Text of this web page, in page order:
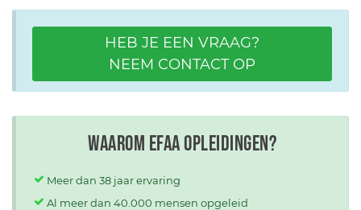
HEB JE EEN VRAAG?
NEEM CONTACT OP
Waarom EFAA opleidingen?
Meer dan 38 jaar ervaring
Al meer dan 40.000 mensen opgeleid